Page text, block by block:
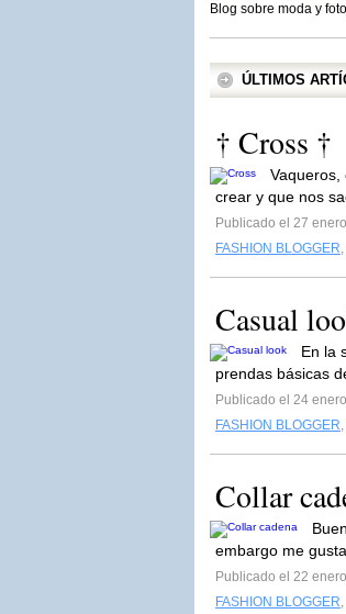
Blog sobre moda y
ÚLTIMOS
† Cross †
Vaqueros,
crear y que nos
Publicado el 27
FASHION BLOGGER,
Casual
En la
prendas básicas
Publicado el 24
FASHION BLOGGER,
Collar
embargo me
Publicado el 22
FASHION BLOGGER,